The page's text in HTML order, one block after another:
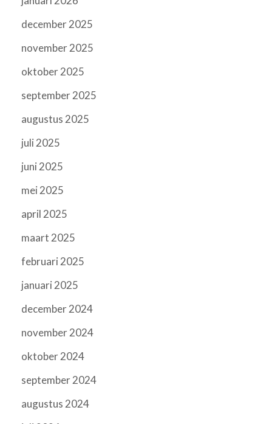
december 2025
november 2025
oktober 2025
september 2025
augustus 2025
juli 2025
juni 2025
mei 2025
april 2025
maart 2025
februari 2025
januari 2025
december 2024
november 2024
oktober 2024
september 2024
augustus 2024